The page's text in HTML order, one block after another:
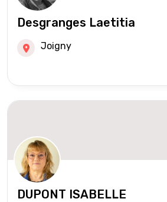
Desgranges Laetitia
Joigny
DUPONT ISABELLE